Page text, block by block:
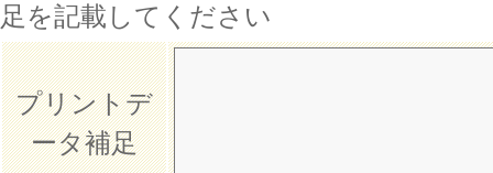
足を記載してください
プリントデ
ータ補足